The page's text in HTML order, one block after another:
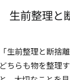
生前整理と
「生前整理と断捨
どちらも物を整理